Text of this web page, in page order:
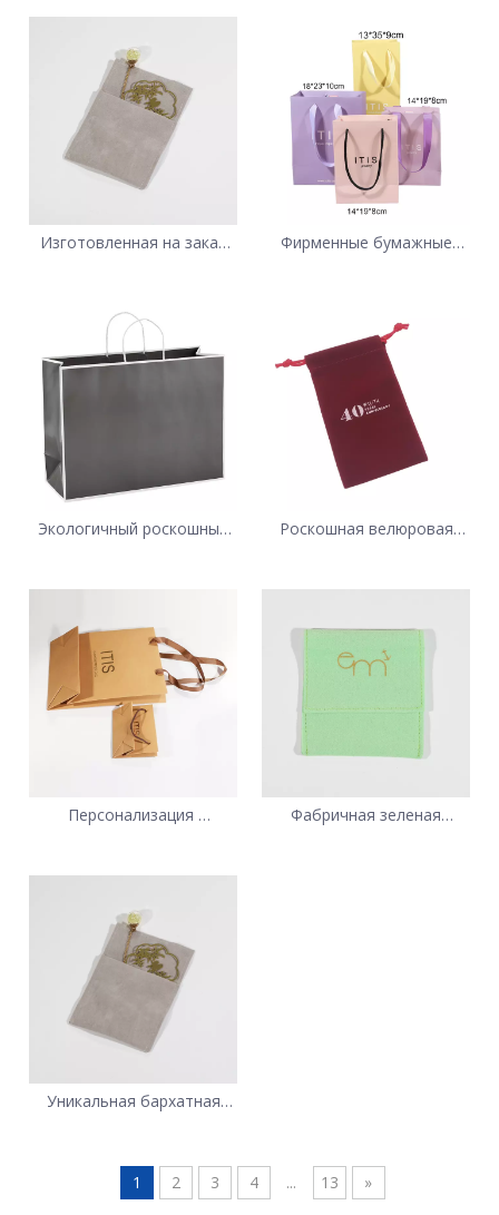
Изготовленная на заказ
поставщиком бархата
Фирменные бумажные
Экологичный роскошный
Роскошная велюровая
Персонализация
Фабричная зеленая
Уникальная бархатная
1
2 3 4 ... 13 »